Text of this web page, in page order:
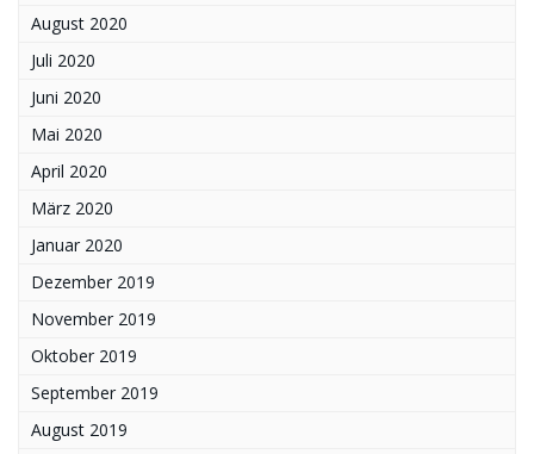
August 2020
Juli 2020
Juni 2020
Mai 2020
April 2020
März 2020
Januar 2020
Dezember 2019
November 2019
Oktober 2019
September 2019
August 2019